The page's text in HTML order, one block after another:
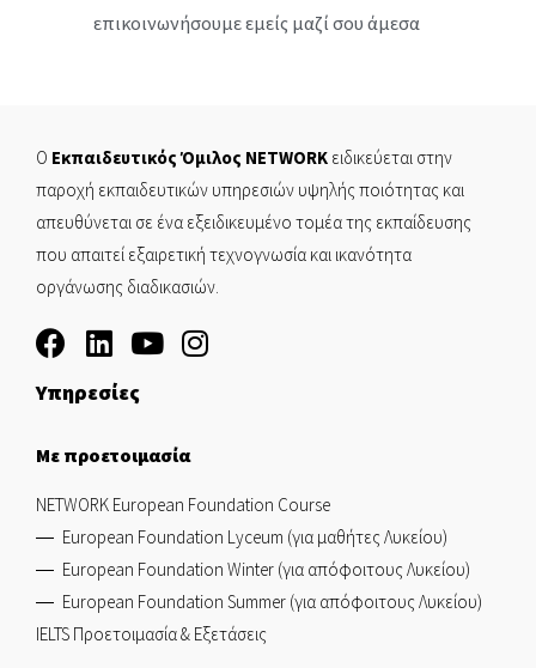
επικοινωνήσουμε εμείς μαζί σου άμεσα
Ο Εκπαιδευτικός Όμιλος NETWORK ειδικεύεται στην
παροχή εκπαιδευτικών υπηρεσιών υψηλής ποιότητας και
απευθύνεται σε ένα εξειδικευμένο τομέα της εκπαίδευσης
που απαιτεί εξαιρετική τεχνογνωσία και ικανότητα
οργάνωσης διαδικασιών.
Υπηρεσίες
Με προετοιμασία
NETWORK European Foundation Course
European Foundation Lyceum (για μαθήτες Λυκείου)
European Foundation Winter (για απόφοιτους Λυκείου)
European Foundation Summer (για απόφοιτους Λυκείου)
IELTS Προετοιμασία & Εξετάσεις